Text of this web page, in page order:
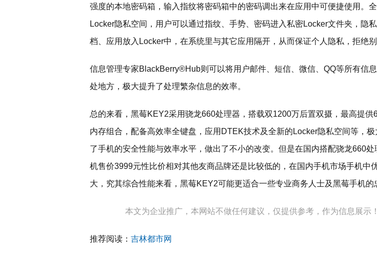
强度的本地密码箱，输入指纹将密码箱中的密码调出来在应用中可便捷使用。
Locker隐私空间，用户可以通过指纹、手势、密码进入私密Locker文件夹，隐
档、应用放入Locker中，在系统里与其它应用隔开，从而保证个人隐私，拒绝别
信息管理专家BlackBerry®Hub则可以将用户邮件、短信、微信、QQ等所有信
处地方，极大提升了处理繁杂信息的效率。
总的来看，黑莓KEY2采用骁龙660处理器，搭载双1200万后置双摄，最高提供
内存组合，配备高效率全键盘，应用DTEK技术及全新的Locker隐私空间等，极
了手机的安全性能与效率水平，做出了不小的改变。但是在国内搭配骁龙660处
机售价3999元性比价相对其他友商品牌还是比较低的，在国内手机市场手机中
大，究其综合性能来看，黑莓KEY2可能更适合一些专业商务人士及黑莓手机的
本文为企业推广，本网站不做任何建议，仅提供参考，作为信息展示！
推荐阅读： 吉林都市网